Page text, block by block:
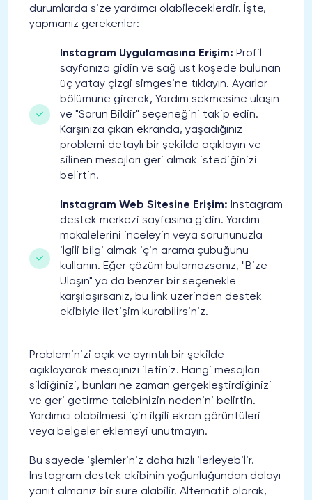
durumlarda size yardımcı olabileceklerdir. İşte,
yapmanız gerekenler:
Instagram Uygulamasına Erişim: Profil
sayfanıza gidin ve sağ üst köşede bulunan
üç yatay çizgi simgesine tıklayın. Ayarlar
bölümüne girerek, Yardım sekmesine ulaşın
ve "Sorun Bildir" seçeneğini takip edin.
Karşınıza çıkan ekranda, yaşadığınız
problemi detaylı bir şekilde açıklayın ve
silinen mesajları geri almak istediğinizi
belirtin.
Instagram Web Sitesine Erişim: Instagram
destek merkezi sayfasına gidin. Yardım
makalelerini inceleyin veya sorununuzla
ilgili bilgi almak için arama çubuğunu
kullanın. Eğer çözüm bulamazsanız, "Bize
Ulaşın" ya da benzer bir seçenekle
karşılaşırsanız, bu link üzerinden destek
ekibiyle iletişim kurabilirsiniz.
Probleminizi açık ve ayrıntılı bir şekilde
açıklayarak mesajınızı iletiniz. Hangi mesajları
sildiğinizi, bunları ne zaman gerçekleştirdiğinizi
ve geri getirme talebinizin nedenini belirtin.
Yardımcı olabilmesi için ilgili ekran görüntüleri
veya belgeler eklemeyi unutmayın.
Bu sayede işlemleriniz daha hızlı ilerleyebilir.
Instagram destek ekibinin yoğunluğundan dolayı
yanıt almanız bir süre alabilir. Alternatif olarak,